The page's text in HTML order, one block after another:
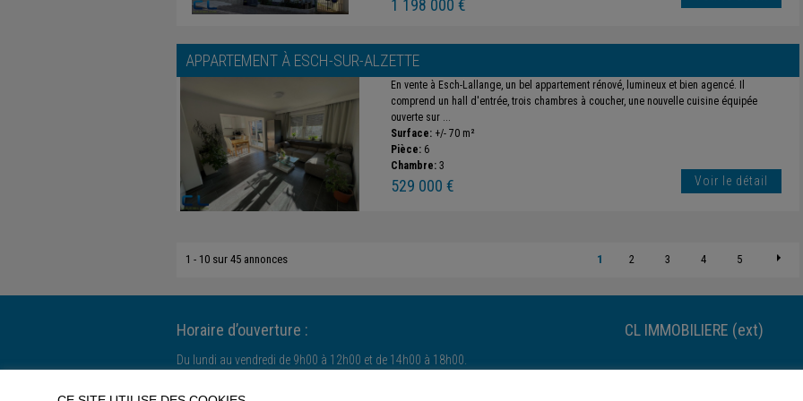
1 198 000 €
APPARTEMENT À ESCH-SUR-ALZETTE
En vente à Esch-Lallange, un bel appartement rénové, lumineux et bien agencé. Il
comprend un hall d'entrée, trois chambres à coucher, une nouvelle cuisine équipée
ouverte sur ...
Surface: +/- 70 m²
Pièce: 6
Chambre: 3
529 000 € Voir le détail
1 - 10 sur 45 annonces 1 2 3 4 5
Horaire d’ouverture :
Du lundi au vendredi de 9h00 à 12h00 et de 14h00 à 18h00.
CL IMMOBILIERE (ext)